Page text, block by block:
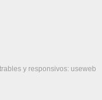
y responsivos: useweb